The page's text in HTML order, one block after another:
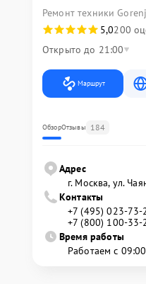
Ремонт техники
5,0200
Открыто до 21:00
Маршрут
ОбзорОтзывы 184
Адрес
г. Москва, ул.
Контакты
+7 (495) 023-73-
+7 (800) 100-33-
Время работы
Работаем с